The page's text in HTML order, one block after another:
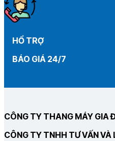
HỔ TRỢ
BÁO GIÁ 24/7
CÔNG TY THANG MÁY GIA
CÔNG TY TNHH TƯ VẤN